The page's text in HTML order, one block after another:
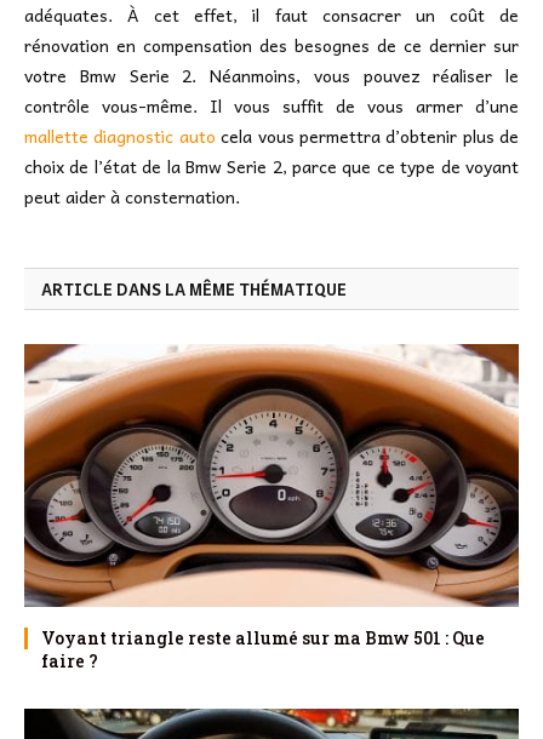
adéquates. À cet effet, il faut consacrer un coût de
rénovation en compensation des besognes de ce dernier sur
votre Bmw Serie 2. Néanmoins, vous pouvez réaliser le
contrôle vous-même. Il vous suffit de vous armer d’une
mallette diagnostic auto cela vous permettra d’obtenir plus de
choix de l’état de la Bmw Serie 2, parce que ce type de voyant
peut aider à consternation.
ARTICLE DANS LA MÊME THÉMATIQUE
Voyant triangle reste allumé sur ma Bmw 501 : Que
faire ?